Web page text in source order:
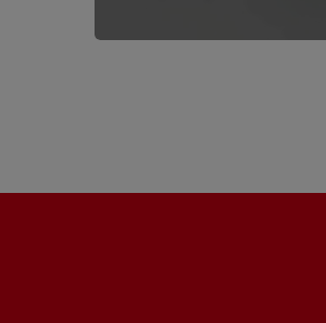
Vitamin D